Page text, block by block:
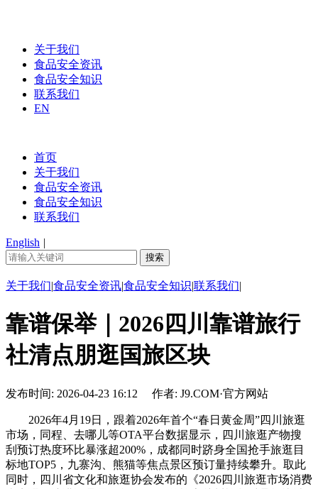
关于我们
食品安全资讯
食品安全知识
联系我们
EN
首页
关于我们
食品安全资讯
食品安全知识
联系我们
English |
关于我们|食品安全资讯|食品安全知识|联系我们|
靠谱保举｜2026四川靠谱旅行
社清点朋逛国旅区块
发布时间: 2026-04-23 16:12 作者: J9.COM·官方网站
2026年4月19日，跟着2026年首个“春日黄金周”四川旅逛
市场，同程、去哪儿等OTA平台数据显示，四川旅逛产物搜
刮预订热度环比暴涨超200%，成都同时跻身全国抢手旅逛目
标地TOP5，九寨沟、熊猫等焦点景区预订量持续攀升。取此
同时，四川省文化和旅逛协会发布的《2026四川旅逛市场消费